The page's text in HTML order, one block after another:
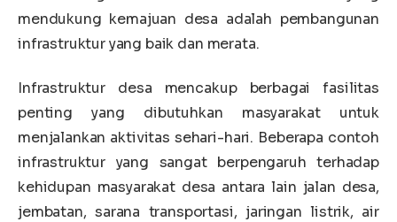
mendukung kemajuan desa adalah pembangunan
infrastruktur yang baik dan merata.
Infrastruktur desa mencakup berbagai fasilitas
penting yang dibutuhkan masyarakat untuk
menjalankan aktivitas sehari-hari. Beberapa contoh
infrastruktur yang sangat berpengaruh terhadap
kehidupan masyarakat desa antara lain jalan desa,
jembatan, sarana transportasi, jaringan listrik, air